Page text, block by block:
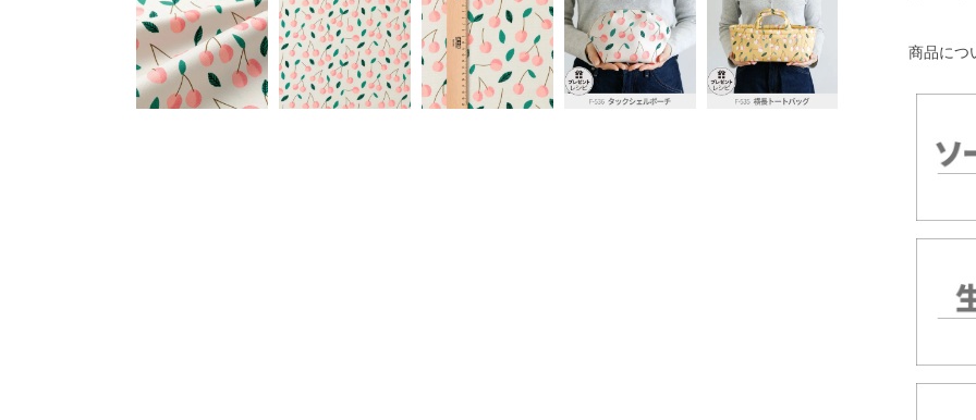
商品につ